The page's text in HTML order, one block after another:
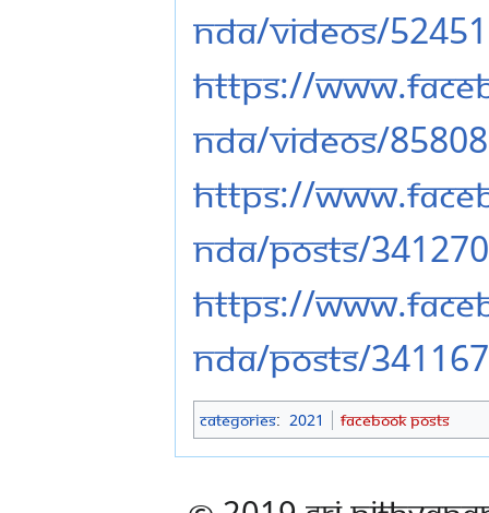
nda/videos/
https://
nda/videos/
https://
nda/posts/
https://
nda/posts/
Categories: 2021 Facebook Posts